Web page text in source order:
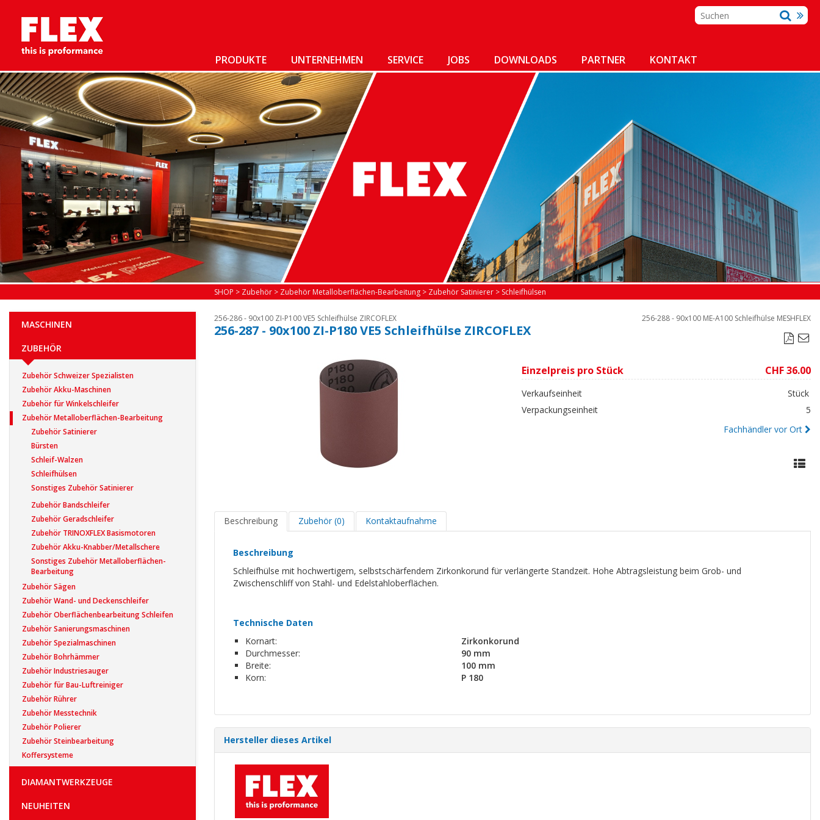
PRODUKTE UNTERNEHMEN SERVICE JOBS DOWNLOADS PARTNER KONTAKT
MASCHINEN
ZUBEHÖR
Zubehör Schweizer Spezialisten
Zubehör Akku-Maschinen
Zubehör für Winkelschleifer
Zubehör Metalloberflächen-Bearbeitung
Zubehör Satinierer
Bürsten
Schleif-Walzen
Schleifhülsen
Sonstiges Zubehör Satinierer
Zubehör Bandschleifer
Zubehör Geradschleifer
Zubehör TRINOXFLEX Basismotoren
Zubehör Akku-Knabber/Metallschere
Sonstiges Zubehör Metalloberflächen-
Bearbeitung
Zubehör Sägen
Zubehör Wand- und Deckenschleifer
Zubehör Oberflächenbearbeitung Schleifen
Zubehör Sanierungsmaschinen
Zubehör Spezialmaschinen
Zubehör Bohrhämmer
Zubehör Industriesauger
Zubehör für Bau-Luftreiniger
Zubehör Rührer
Zubehör Messtechnik
Zubehör Polierer
Zubehör Steinbearbeitung
Koffersysteme
DIAMANTWERKZEUGE
NEUHEITEN
SHOP > Zubehör > Zubehör Metalloberflächen-Bearbeitung > Zubehör Satinierer > Schleifhülsen
256-286 - 90x100 ZI-P100 VE5 Schleifhülse ZIRCOFLEX 256-288 - 90x100 ME-A100 Schleifhülse MESHFLEX
256-287 - 90x100 ZI-P180 VE5 Schleifhülse ZIRCOFLEX 
Einzelpreis pro Stück CHF 36.00
Verkaufseinheit
Stück
Verpackungseinheit
5
Fachhändler vor Ort
Beschreibung Zubehör (0) Kontaktaufnahme
Beschreibung
Schleifhülse mit hochwertigem, selbstschärfendem Zirkonkorund für verlängerte Standzeit. Hohe Abtragsleistung beim Grob- und
Zwischenschliff von Stahl- und Edelstahloberflächen.
Technische Daten
Kornart:
Zirkonkorund
Durchmesser:
90 mm
Breite:
100 mm
Korn:
P 180
Hersteller dieses Artikel